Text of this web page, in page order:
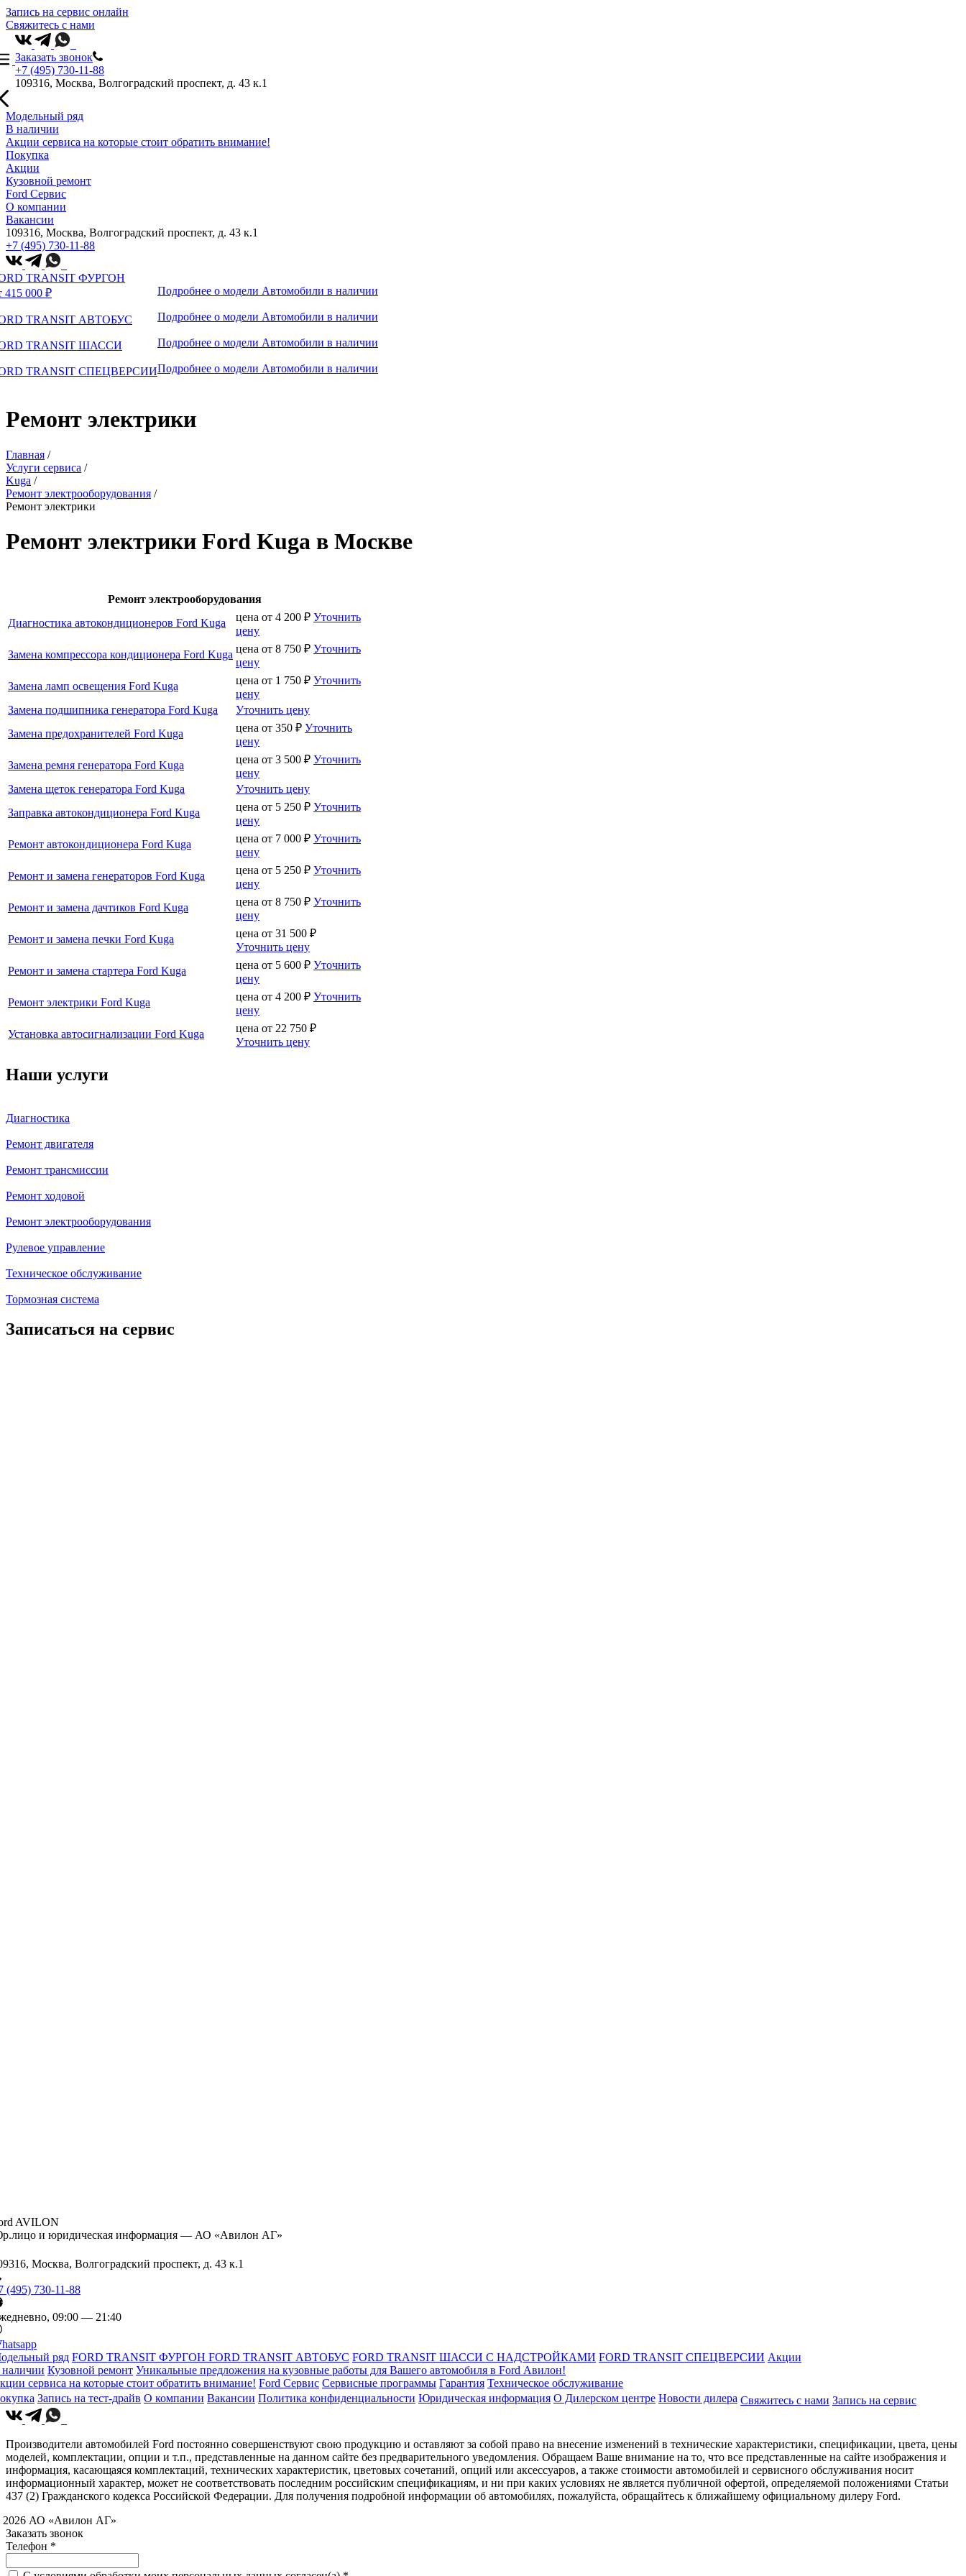
Запись на сервис онлайн
Свяжитесь с нами
Заказать звонок
+7 (495) 730-11-88
109316, Москва, Волгоградский проспект, д. 43 к.1
Модельный ряд
В наличии
Акции сервиса на которые стоит обратить внимание!
Покупка
Акции
Кузовной ремонт
Ford Сервис
О компании
Вакансии
109316, Москва, Волгоградский проспект, д. 43 к.1
+7 (495) 730-11-88
TRANSIT ФУРГОН
415 000 ₽
TRANSIT АВТОБУС
TRANSIT ШАССИ
TRANSIT СПЕЦВЕРСИИ
Подробнее о модели Автомобили в наличии
Подробнее о модели Автомобили в наличии
Подробнее о модели Автомобили в наличии
Подробнее о модели Автомобили в наличии
Ремонт электрики
Главная /
Услуги сервиса /
Kuga /
Ремонт электрооборудования /
Ремонт электрики
Ремонт электрики Ford Kuga в Москве
Ремонт электрооборудования
Диагностика автокондиционеров Ford Kuga
цена от 4 200 ₽ Уточнить
цену
Замена компрессора кондиционера Ford Kuga цена от 8 750 ₽ Уточнить
цену
Замена ламп освещения Ford Kuga
цена от 1 750 ₽ Уточнить
цену
Замена подшипника генератора Ford Kuga
Уточнить цену
Замена предохранителей Ford Kuga
цена от 350 ₽ Уточнить
цену
Замена ремня генератора Ford Kuga
цена от 3 500 ₽ Уточнить
цену
Замена щеток генератора Ford Kuga
Уточнить цену
Заправка автокондиционера Ford Kuga
цена от 5 250 ₽ Уточнить
цену
Ремонт автокондиционера Ford Kuga
цена от 7 000 ₽ Уточнить
цену
Ремонт и замена генераторов Ford Kuga
цена от 5 250 ₽ Уточнить
цену
Ремонт и замена дачтиков Ford Kuga
цена от 8 750 ₽ Уточнить
цену
Ремонт и замена печки Ford Kuga
цена от 31 500 ₽
Уточнить цену
Ремонт и замена стартера Ford Kuga
цена от 5 600 ₽ Уточнить
цену
Ремонт электрики Ford Kuga
цена от 4 200 ₽ Уточнить
цену
Установка автосигнализации Ford Kuga
цена от 22 750 ₽
Уточнить цену
Наши услуги
Диагностика
Ремонт двигателя
Ремонт трансмиссии
Ремонт ходовой
Ремонт электрооборудования
Рулевое управление
Техническое обслуживание
Тормозная система
Записаться на сервис
AVILON
и юридическая информация — АО «Авилон АГ»
Москва, Волгоградский проспект, д. 43 к.1
(495) 730-11-88
09:00 — 21:40
ряд FORD TRANSIT ФУРГОН FORD TRANSIT АВТОБУС FORD TRANSIT ШАССИ С НАДСТРОЙКАМИ FORD TRANSIT СПЕЦВЕРСИИ Акции
Кузовной ремонт Уникальные предложения на кузовные работы для Вашего автомобиля в Ford Авилон!
сервиса на которые стоит обратить внимание! Ford Сервис Сервисные программы Гарантия Техническое обслуживание
Запись на тест-драйв О компании Вакансии Политика конфиденциальности Юридическая информация О Дилерском центре Новости дилера Свяжитесь с нами Запись на сервис
Производители автомобилей Ford постоянно совершенствуют свою продукцию и оставляют за собой право на внесение изменений в технические характеристики, спецификации, цвета, цены
моделей, комплектации, опции и т.п., представленные на данном сайте без предварительного уведомления. Обращаем Ваше внимание на то, что все представленные на сайте изображения и
информация, касающаяся комплектаций, технических характеристик, цветовых сочетаний, опций или аксессуаров, а также стоимости автомобилей и сервисного обслуживания носит
информационный характер, может не соответствовать последним российским спецификациям, и ни при каких условиях не является публичной офертой, определяемой положениями Статьи
437 (2) Гражданского кодекса Российской Федерации. Для получения подробной информации об автомобилях, пожалуйста, обращайтесь к ближайшему официальному дилеру Ford.
АО «Авилон АГ»
Заказать звонок
Телефон *